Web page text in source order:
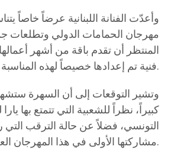
وأعدّت الفنانة اللبنانية عرضاً خاصاً
مهرجان الحمامات الدولي وتطلعات
المنتظر أن تقدم باقة من أشهر
فنية تم إعدادها خصيصاً لهذه المناسبة.
وتشير التوقعات إلى أن السهرة
كبيراً، نظراً للشعبية التي تتمتع بها
التونسي، فضلاً عن حالة الترقب
مشاركتها الأولى في هذا المهرجان العريق.